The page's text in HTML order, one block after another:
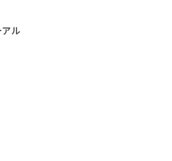
ル